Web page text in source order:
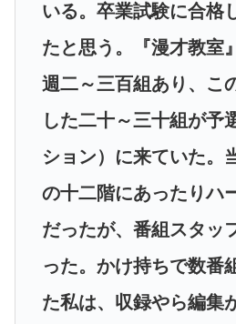
いる。卒業試験に合格
たと思う。『漫才教室
週二～三百組あり、こ
した二十～三十組が予
ション）に来ていた。
の十二階にあったりハ
だったが、番組スタッ
った。かけ持ちで数番
た私は、収録やら編集